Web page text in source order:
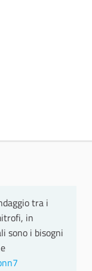
tra i
in
sono i bisogni